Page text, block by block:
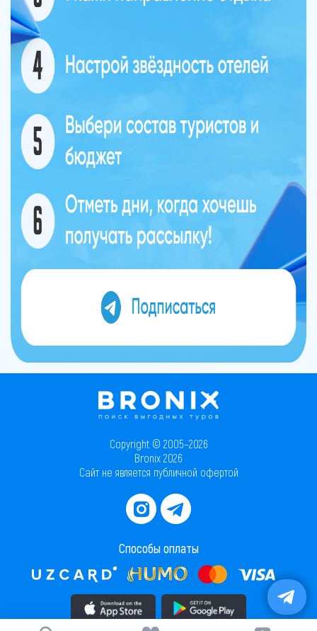
Copyright © 2005–2026
Bronix 2026
Сайт не является публичной офертой
Способы оплаты
Скачать приложение в AppStore Скачать приложение в PlayMarket